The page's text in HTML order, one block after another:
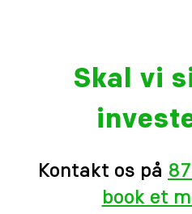
Skal vi
Kontakt os på
book et